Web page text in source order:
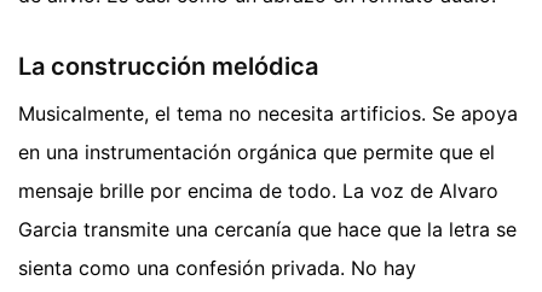
La construcción melódica
Musicalmente, el tema no necesita artificios. Se apoya
en una instrumentación orgánica que permite que el
mensaje brille por encima de todo. La voz de Alvaro
Garcia transmite una cercanía que hace que la letra se
sienta como una confesión privada. No hay